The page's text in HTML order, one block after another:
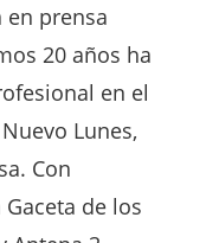
en prensa
20 años ha
en el
Lunes,
Con
de los